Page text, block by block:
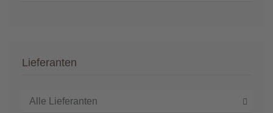
Lieferanten